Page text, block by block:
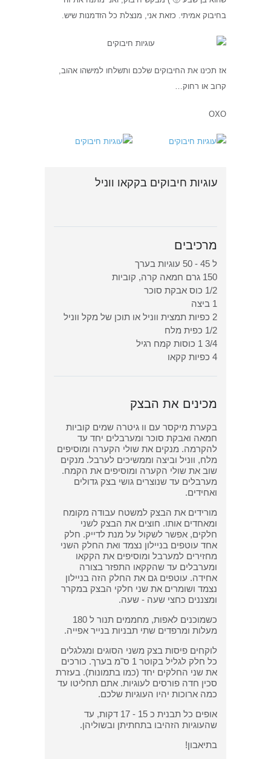
בחיבוק אמיתי. כזאת אני, מנצלת כל הזדמנות שיש.
אז תכינו את החיבוקים שלכם ותשלחו למישהו אהוב,
קרוב או רחוק…
OXO
עוגיות חיבוקים בקקאו ווניל
מרכיבים
ל 45 - 50 עוגיות בערך
150 גרם חמאה קרה, קוביות
1/2 כוס אבקת סוכר
1 ביצה
2 כפיות תמצית ווניל או תוכן של מקל ווניל
1/2 כפית מלח
3/4 1 כוסות קמח רגיל
4 כפיות קקאו
מכינים את הבצק
בקערת מיקסר עם וו גיטרה שמים קוביות
חמאה ואבקת סוכר ומערבלים יחד עד
להקרמה. מנקים את שולי הקערה ומוסיפים
מלח, ווניל וביצה וממשיכים לערבל. מנקים
שוב את שולי הקערה ומוסיפים את הקמח.
מערבלים עד שנוצרים גושי בצק גדולים
ואחידים.
מורידים את הבצק למשטח עבודה מקומח
ומאחדים אותו. חוצים את הבצק לשני
חלקים, אפשר לשקול על מנת לדייק. חלק
אחד עוטפים בניילון נצמד ואת החלק השני
מחזירים למערבל ומוסיפים את הקקאו
ומערבלים עד שהקקאו התפזר בצורה
אחידה. עוטפים גם את החלק הזה בניילון
נצמד ושומרים את שני חלקי הבצק במקרר
ומצננים כחצי שעה - שעה.
כשמוכנים לאפות, מחממים תנור ל 180
מעלות ומרפדים שתי תבניות בנייר אפייה.
לוקחים פיסות בצק משני הסוגים ומגלגלים
כל חלק לגליל בקוטר 1 ס"מ בערך. כורכים
את שני החלקים יחד (כמו בתמונות). בעזרת
סכין חדה פורסים לעוגיות. אתם תחליטו עד
כמה ארוכות יהיו העוגיות שלכם.
אופים כל תבנית כ 15 - 17 דקות, עד
שהעוגיות הזהיבו בתחתיתן ובשוליהן.
בתיאבון!